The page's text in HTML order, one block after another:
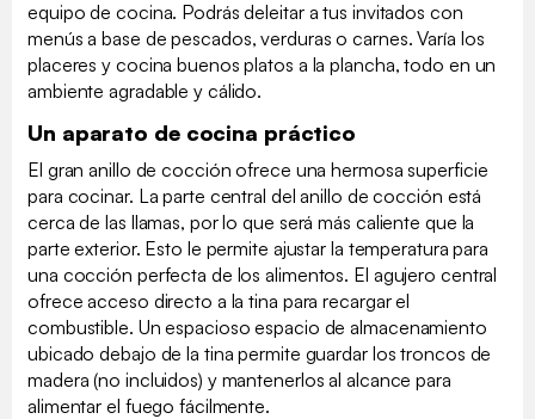
equipo de cocina. Podrás deleitar a tus invitados con
menús a base de pescados, verduras o carnes. Varía los
placeres y cocina buenos platos a la plancha, todo en un
ambiente agradable y cálido.
Un aparato de cocina práctico
El gran anillo de cocción ofrece una hermosa superficie
para cocinar. La parte central del anillo de cocción está
cerca de las llamas, por lo que será más caliente que la
parte exterior. Esto le permite ajustar la temperatura para
una cocción perfecta de los alimentos. El agujero central
ofrece acceso directo a la tina para recargar el
combustible. Un espacioso espacio de almacenamiento
ubicado debajo de la tina permite guardar los troncos de
madera (no incluidos) y mantenerlos al alcance para
alimentar el fuego fácilmente.